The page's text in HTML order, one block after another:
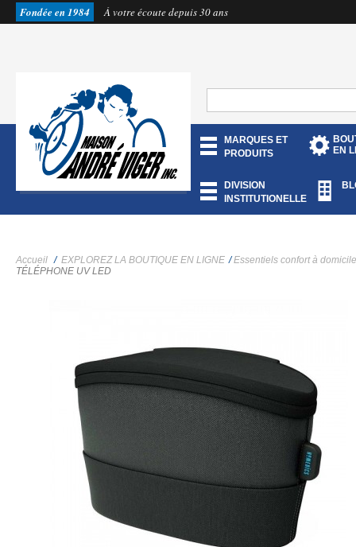
Fondée en 1984 À votre écoute depuis 30 ans
MARQUES ET
PRODUITS
EN
DIVISION
INSTITUTIONELLE
Accueil / EXPLOREZ LA BOUTIQUE EN LIGNE / Essentiels confort à domicile
TÉLÉPHONE UV LED